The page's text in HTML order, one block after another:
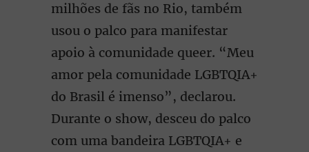
milhões de fãs no Rio, também
usou o palco para manifestar
apoio à comunidade queer. “Meu
amor pela comunidade LGBTQIA+
do Brasil é imenso”, declarou.
Durante o show, desceu do palco
com uma bandeira LGBTQIA+ e